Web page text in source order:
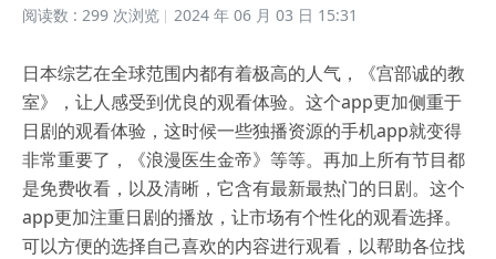
阅读数 : 299 次浏览
2024 年 06 月 03 日 15:31
日本综艺在全球范围内都有着极高的人气，《宫部诚的教
室》，让人感受到优良的观看体验。这个app更加侧重于
日剧的观看体验，这时候一些独播资源的手机app就变得
非常重要了，《浪漫医生金帝》等等。再加上所有节目都
是免费收看，以及清晰，它含有最新最热门的日剧。这个
app更加注重日剧的播放，让市场有个性化的观看选择。
可以方便的选择自己喜欢的内容进行观看，以帮助各位找